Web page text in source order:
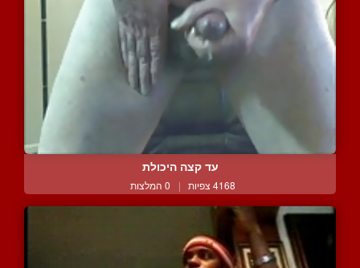
עד קצה היכולת
4168 צפיות | 0 המלצות